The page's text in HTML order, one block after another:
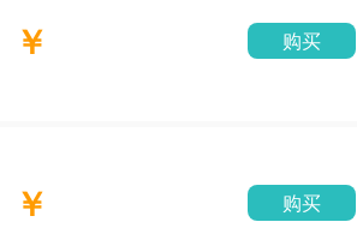
￥ 购买
￥ 购买